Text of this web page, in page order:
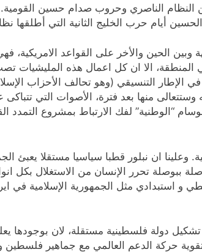
الناصري وحروب صدام حسين القومية.
أيام حرب الخليج الثانية التي أطلقها
الحين والأخر على القواعد الامريكية،
في المنطقة، الا ان كل اعمال هذه المليشيات
الإطار التنسيقي (وهو تحالف الأحزاب
منها بعد فترة، الأصوات التي
“الوطنية” لفك الارتباط بمشروع التمدد
ان نبلور قطبا سياسيا مستقلا يعبئ
ببوصلة تحرر الإنسان من الاستغلال بكل
استبدادي مثل الجمهورية الإسلامية في
دولة فلسطينية مستقلة، لان بوجودها
حركة الدعم العالمي مع جماهير فلسطين